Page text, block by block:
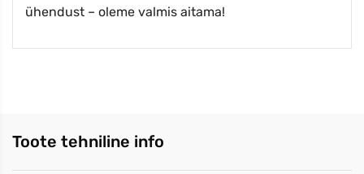
ühendust – oleme valmis aitama!
Toote tehniline info